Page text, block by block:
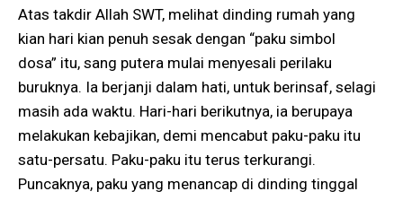
Atas takdir Allah SWT, melihat dinding rumah yang
kian hari kian penuh sesak dengan “paku simbol
dosa” itu, sang putera mulai menyesali perilaku
buruknya. Ia berjanji dalam hati, untuk berinsaf, selagi
masih ada waktu. Hari-hari berikutnya, ia berupaya
melakukan kebajikan, demi mencabut paku-paku itu
satu-persatu. Paku-paku itu terus terkurangi.
Puncaknya, paku yang menancap di dinding tinggal